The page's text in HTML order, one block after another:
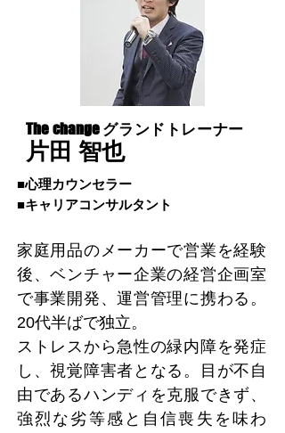
The change グランドトレーナー
片田 智也
■心理カウンセラー
■キャリアコンサルタント
家庭用品のメーカーで営業を経験
後、ベンチャー企業の経営企画室
で事業開発、運営管理に携わる。
20代半ばで独立。
ストレスから急性の緑内障を発症
し、視覚障害者となる。目が不自
由であるハンディを克服できず、
強烈な劣等感と自信喪失を味わ